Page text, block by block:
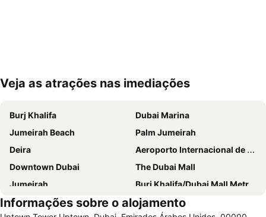
Ampliar mapa
Veja as atrações nas imediações
Burj Khalifa
Dubai Marina
Jumeirah Beach
Palm Jumeirah
Deira
Aeroporto Internacional de Dubai
Downtown Dubai
The Dubai Mall
Jumeirah
Burj Khalifa/Dubai Mall Metro Station
Al Barsha Dubai
Dubai World Trade Centre
Informações sobre o alojamento